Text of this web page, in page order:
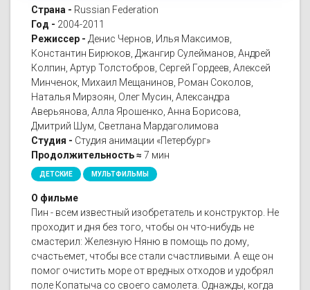
Страна - Russian Federation
Год - 2004-2011
Режиссер - Денис Чернов, Илья Максимов,
Константин Бирюков, Джангир Сулейманов, Андрей
Колпин, Артур Толстобров, Сергей Гордеев, Алексей
Минченок, Михаил Мещанинов, Роман Соколов,
Наталья Мирзоян, Олег Мусин, Александра
Аверьянова, Алла Ярошенко, Анна Борисова,
Дмитрий Шум, Светлана Мардаголимова
Студия - Студия анимации «Петербург»
Продолжительность ≈ 7 мин
ДЕТСКИЕ МУЛЬТФИЛЬМЫ
О фильме
Пин - всем известный изобретатель и конструктор. Не
проходит и дня без того, чтобы он что-нибудь не
смастерил: Железную Няню в помощь по дому,
счастьемет, чтобы все стали счастливыми. А еще он
помог очистить море от вредных отходов и удобрял
поле Копатыча со своего самолета. Однажды, когда